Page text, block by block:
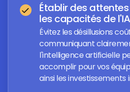
Établir des
les capacités de l'IA
Évitez les désillusions
communiquant
l'intelligence artificielle
accomplir pour vos
ainsi les investissements